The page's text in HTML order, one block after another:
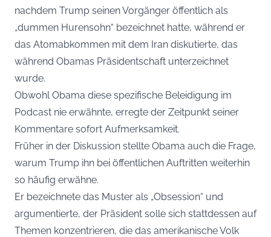
nachdem Trump seinen Vorgänger öffentlich als
„dummen Hurensohn“ bezeichnet hatte, während er
das Atomabkommen mit dem Iran diskutierte, das
während Obamas Präsidentschaft unterzeichnet
wurde.
Obwohl Obama diese spezifische Beleidigung im
Podcast nie erwähnte, erregte der Zeitpunkt seiner
Kommentare sofort Aufmerksamkeit.
Früher in der Diskussion stellte Obama auch die Frage,
warum Trump ihn bei öffentlichen Auftritten weiterhin
so häufig erwähne.
Er bezeichnete das Muster als „Obsession“ und
argumentierte, der Präsident solle sich stattdessen auf
Themen konzentrieren, die das amerikanische Volk